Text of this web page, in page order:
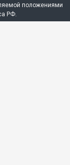
положениями
РФ.